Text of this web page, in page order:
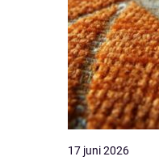
17 juni 2026